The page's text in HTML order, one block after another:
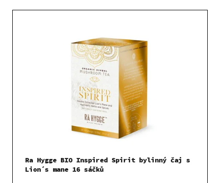
Ra Hygge BIO Inspired Spirit bylinný čaj s
Lion´s mane 16 sáčků